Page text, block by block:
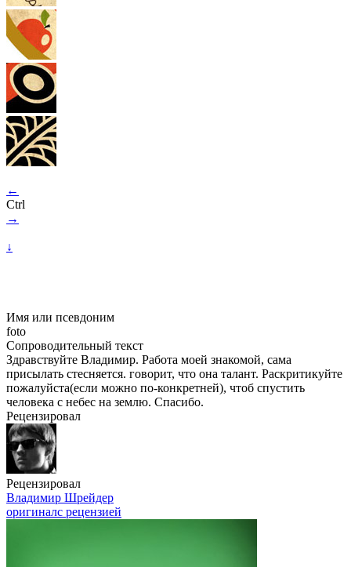
←
Ctrl
→
↓
Имя или псевдоним
foto
Сопроводительный текст
Здравствуйте Владимир. Работа моей знакомой, сама
присылать стесняется. говорит, что она талант. Раскритикуйте
пожалуйста(если можно по-конкретней), чтоб спустить
человека с небес на землю. Спасибо.
Рецензировал
Рецензировал
Владимир Шрейдер
оригиналс рецензией